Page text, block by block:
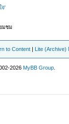
จ'
มชม
to Content | Lite (Archive)
2026MyBB Group